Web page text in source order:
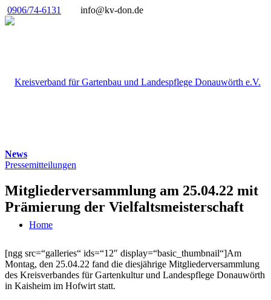
0906/74-6131 info@kv-don.de
Home
News
Pressemitteilungen
Mitgliederversammlung am 25.04.22 mit
Prämierung der Vielfaltsmeisterschaft
[ngg src=“galleries“ ids=“12″ display=“basic_thumbnail“]Am
Montag, den 25.04.22 fand die diesjährige Mitgliederversammlung
des Kreisverbandes für Gartenkultur und Landespflege Donauwörth
in Kaisheim im Hofwirt statt.